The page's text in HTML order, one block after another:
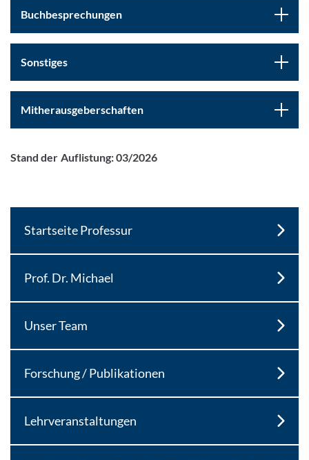
Buchbesprechungen
Sonstiges
Mitherausgeberschaften
Stand der Auflistung: 03/2026
Startseite Professur
Prof. Dr. Michael
Unser Team
Forschung / Publikationen
Lehrveranstaltungen